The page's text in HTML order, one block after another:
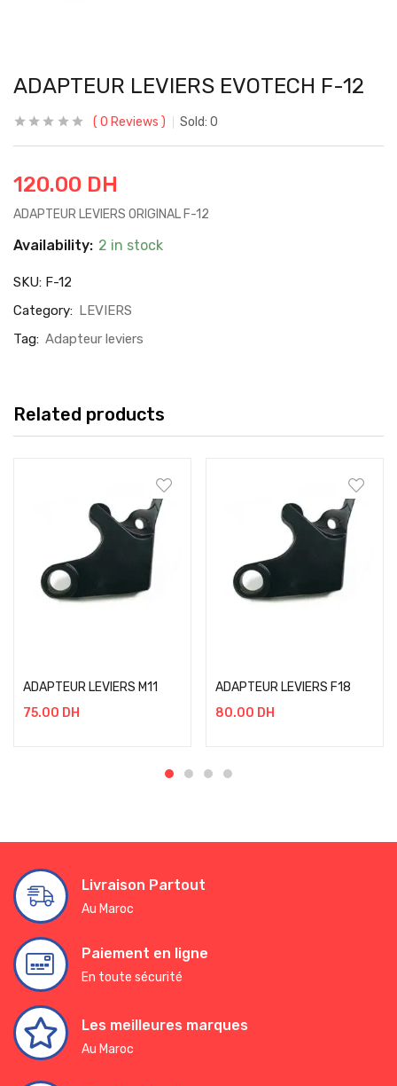
ADAPTEUR LEVIERS EVOTECH F-12
0 Reviews Sold: 0
120.00 DH
ADAPTEUR LEVIERS ORIGINAL F-12
Availability: 2 in stock
SKU: F-12
Category: LEVIERS
Tag: Adapteur leviers
Related products
ADAPTEUR LEVIERS M11
75.00 DH
ADAPTEUR LEVIERS F18
80.00 DH
Livraison Partout
Au Maroc
Paiement en ligne
En toute sécurité
Les meilleures marques
Au Maroc